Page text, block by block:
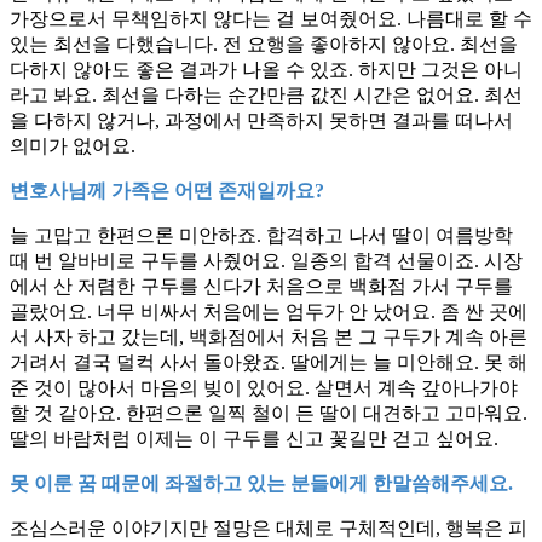
가장으로서 무책임하지 않다는 걸 보여줬어요. 나름대로 할 수
있는 최선을 다했습니다. 전 요행을 좋아하지 않아요. 최선을
다하지 않아도 좋은 결과가 나올 수 있죠. 하지만 그것은 아니
라고 봐요. 최선을 다하는 순간만큼 값진 시간은 없어요. 최선
을 다하지 않거나, 과정에서 만족하지 못하면 결과를 떠나서
의미가 없어요.
변호사님께 가족은 어떤 존재일까요?
늘 고맙고 한편으론 미안하죠. 합격하고 나서 딸이 여름방학
때 번 알바비로 구두를 사줬어요. 일종의 합격 선물이죠. 시장
에서 산 저렴한 구두를 신다가 처음으로 백화점 가서 구두를
골랐어요. 너무 비싸서 처음에는 엄두가 안 났어요. 좀 싼 곳에
서 사자 하고 갔는데, 백화점에서 처음 본 그 구두가 계속 아른
거려서 결국 덜컥 사서 돌아왔죠. 딸에게는 늘 미안해요. 못 해
준 것이 많아서 마음의 빚이 있어요. 살면서 계속 갚아나가야
할 것 같아요. 한편으론 일찍 철이 든 딸이 대견하고 고마워요.
딸의 바람처럼 이제는 이 구두를 신고 꽃길만 걷고 싶어요.
못 이룬 꿈 때문에 좌절하고 있는 분들에게 한말씀해주세요.
조심스러운 이야기지만 절망은 대체로 구체적인데, 행복은 피